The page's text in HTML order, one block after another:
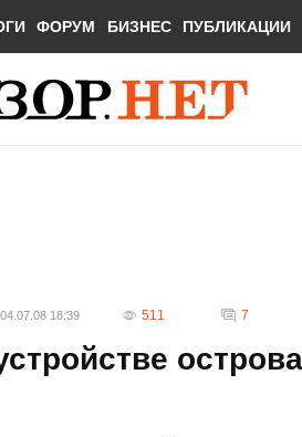
ФОРУМ БИЗНЕС ПУБЛИКАЦИИ
04.07.08 18:39 511 7
острова